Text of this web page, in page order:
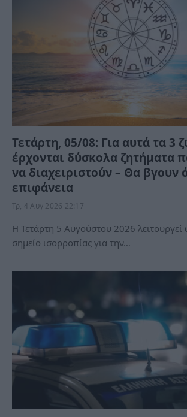
Τετάρτη, 05/08: Για αυτά τα 3
έρχονται δύσκολα ζητήματα
να διαχειριστούν – Θα βγουν
επιφάνεια
Τρ, 4 Αυγ 2026 22:17
Η Τετάρτη 5 Αυγούστου 2026
σημείο ισορροπίας για την…